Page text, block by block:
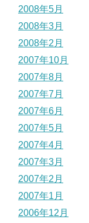
2008年5月
2008年3月
2008年2月
2007年10月
2007年8月
2007年7月
2007年6月
2007年5月
2007年4月
2007年3月
2007年2月
2007年1月
2006年12月